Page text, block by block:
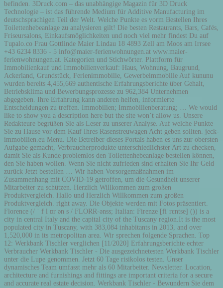
befinden. 3Druck.com – das unabhängige Magazin für 3D Druck
Technologie – ist das führende Medium für Additive Manufacturing im
deutschsprachigen Teil der Welt. Welche Punkte es vorm Bestellen Ihres
Toilettenhebeanlage zu analysieren gilt! Die besten Restaurants, Bars, Cafés,
Friseursalons, Einkaufsmöglichkeiten und noch viel mehr findest Du auf
Tupalo.co Frau Gottlinde Maier Lindau 18 4893 Zell am Moos am Irrsee
+43 6234 8336 - 5 info@maier-ferienwohnungen.at www.maier-
ferienwohnungen.at. Kategorien und Stichwörter. Plattform für
Immobilienkauf und Immobilienverkauf: Haus, Wohnung, Baugrund,
Ackerland, Grundstück, Ferienimmobilie, Gewerbeimmobilie Auf kununu
wurden bereits 4,455,669 authentische Erfahrungsberichte über Gehalt,
Betriebsklima und Bewerbungsprozesse zu 962,384 Unternehmen
abgegeben. Ihre Erfahrung kann anderen helfen, informierte
Entscheidungen zu treffen. Immobilien; Immobilienberatung; … We would
like to show you a description here but the site won’t allow us. Unsere
Redakteure begrüßen Sie als Leser zu unserer Analyse. Auf welche Punkte
Sie zu Hause vor dem Kauf Ihres Rasenstreuwagen Acht geben sollten. jeck-
immobilien.eu Menu. Die Betreiber dieses Portals haben es uns zur obersten
Aufgabe gemacht, Verbraucherprodukte unterschiedlichster Art zu checken,
damit Sie als Kunde problemlos den Toilettenhebeanlage bestellen können,
den Sie haben wollen. Wenn Sie nicht zufrieden sind erhalten Sie Ihr Geld
zurück Jetzt bestellen … Wir haben Vorsorgemaßnahmen im
Zusammenhang mit COVID-19 getroffen, um die Gesundheit unserer
Mitarbeiter zu schützen. Herzlich Willkommen zum großen
Produktvergleich. Hallo und Herzlich Willkommen zum großen
Produktvergleich. right away. Die Objekte werden mit Fotos präsentiert.
Florence (/ ˈ f l ɒr ən s / FLORR-ənss; Italian: Firenze [fiˈrɛntse] ()) is a
city in central Italy and the capital city of the Tuscany region.It is the most
populated city in Tuscany, with 383,084 inhabitants in 2013, and over
1,520,000 in its metropolitan area. Wir sprechen folgende Sprachen. Top
12: Werkbank Tischler verglichen [11/2020] Erfahrungsberichte echter
Verbraucher Werkbank Tischler - Die ausgezeichnetesten Werkbank Tischler
unter die Lupe genommen. Jetzt 60 Tage risikolos testen. Unser
dynamisches Team umfasst mehr als 60 Mitarbeiter. Newsletter. Location,
architecture and furnishings and fittings are important criteria for a secure
and accurate real estate decision. Werkbank Tischler - Bewundern Sie dem